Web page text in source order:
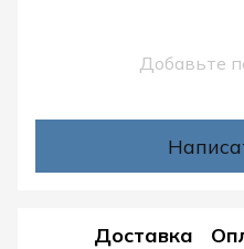
Добавьте
Доставка